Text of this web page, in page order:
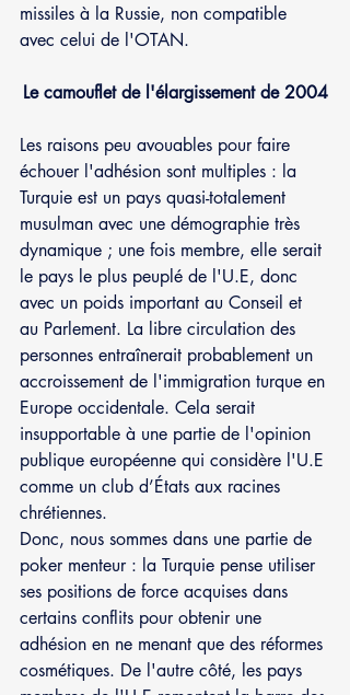
missiles à la Russie, non compatible
avec celui de l'OTAN.
Le camouflet de l'élargissement de 2004
Les raisons peu avouables pour faire
échouer l'adhésion sont multiples : la
Turquie est un pays quasi-totalement
musulman avec une démographie très
dynamique ; une fois membre, elle serait
le pays le plus peuplé de l'U.E, donc
avec un poids important au Conseil et
au Parlement. La libre circulation des
personnes entraînerait probablement un
accroissement de l'immigration turque en
Europe occidentale. Cela serait
insupportable à une partie de l'opinion
publique européenne qui considère l'U.E
comme un club d’États aux racines
chrétiennes.
Donc, nous sommes dans une partie de
poker menteur : la Turquie pense utiliser
ses positions de force acquises dans
certains conflits pour obtenir une
adhésion en ne menant que des réformes
cosmétiques. De l'autre côté, les pays